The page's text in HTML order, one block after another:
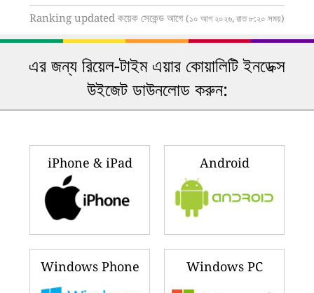
Ranking updated কয়েক সেকেন্ড আগে (১০ আগ ২০২৬, রাত ৮:২০ সময়)
এর জন্য রিয়েল-টাইম এয়ার কোয়ালিটি ইনডেক্স
উইজেট ডাউনলোড করুন:
iPhone & iPad Android
Windows Phone Windows PC